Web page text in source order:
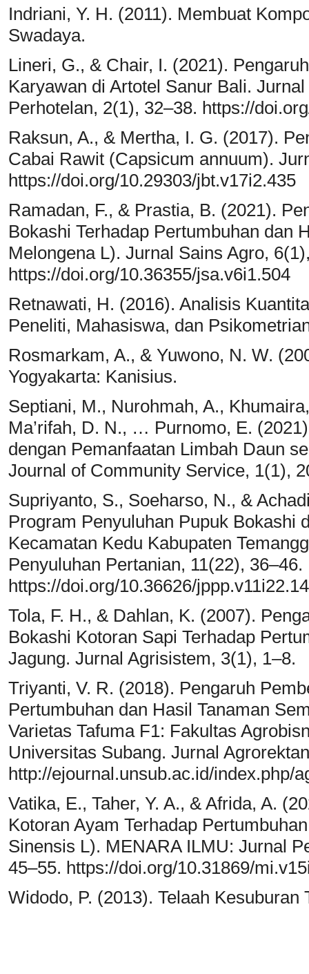
Indriani, Y. H. (2011). Membuat
Swadaya.
Lineri, G., & Chair, I. (2021).
Karyawan di Artotel Sanur Bali.
Perhotelan, 2(1), 32–38. https://
Raksun, A., & Mertha, I. G. (2017).
Cabai Rawit (Capsicum annuum).
https://doi.org/10.29303/jbt.v17i2.435
Ramadan, F., & Prastia, B. (2021).
Bokashi Terhadap Pertumbuhan dan
Melongena L). Jurnal Sains Agro,
https://doi.org/10.36355/jsa.v6i1.504
Retnawati, H. (2016). Analisis
Peneliti, Mahasiswa, dan
Rosmarkam, A., & Yuwono, N. W.
Yogyakarta: Kanisius.
Septiani, M., Nurohmah, A.,
Ma’rifah, D. N., … Purnomo, E.
dengan Pemanfaatan Limbah Daun
Journal of Community Service, 1(1),
Supriyanto, S., Soeharso, N., &
Program Penyuluhan Pupuk Bokashi
Kecamatan Kedu Kabupaten
Penyuluhan Pertanian, 11(22), 36–46.
https://doi.org/10.36626/
Tola, F. H., & Dahlan, K. (2007).
Bokashi Kotoran Sapi Terhadap
Jagung. Jurnal Agrisistem, 3(1), 1–8.
Triyanti, V. R. (2018). Pengaruh
Pertumbuhan dan Hasil Tanaman
Varietas Tafuma F1: Fakultas
Universitas Subang. Jurnal
http://ejournal.unsub.ac.id/index.php/
Vatika, E., Taher, Y. A., & Afrida, A.
Kotoran Ayam Terhadap
Sinensis L). MENARA ILMU: Jurnal
45–55. https://doi.org/10.31869/
Widodo, P. (2013). Telaah